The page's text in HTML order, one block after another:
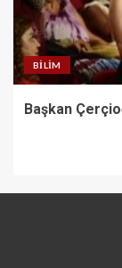
BILIM
Başkan